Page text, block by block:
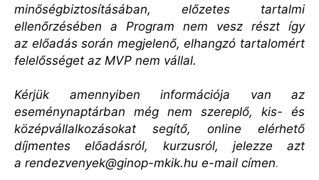
minőségbiztosításában, előzetes tartalmi
ellenőrzésében a Program nem vesz részt így
az előadás során megjelenő, elhangzó tartalomért
felelősséget az MVP nem vállal.
Kérjük amennyiben információja van az
eseménynaptárban még nem szereplő, kis- és
középvállalkozásokat segítő, online elérhető
díjmentes előadásról, kurzusról, jelezze azt
a rendezvenyek@ginop-mkik.hu e-mail címen.